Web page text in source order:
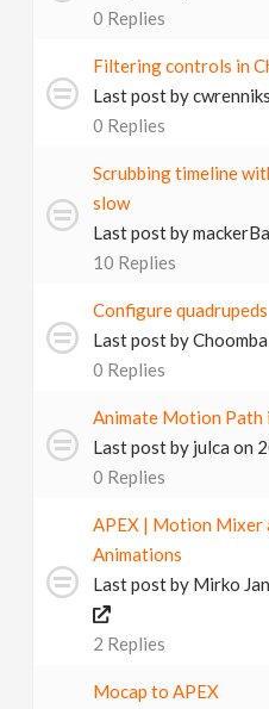
0 Replies
Filtering controls in
Last post bycwrenniks
0 Replies
Scrubbing timeline
slow
Last post by
10 Replies
Configure quadrupeds
Last post byChoomba
0 Replies
Animate Motion Path
Last post by julca on
0 Replies
APEX | Motion Mixer
Animations
Last post by Mirko
2 Replies
Mocap to APEX